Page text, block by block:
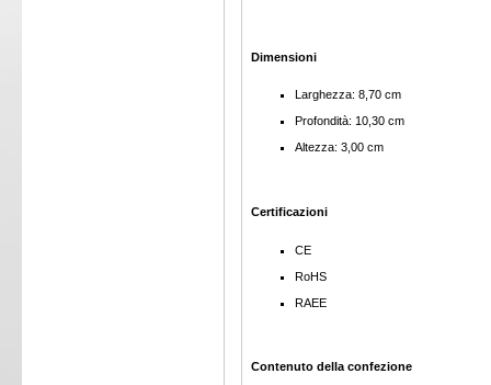
Dimensioni
Larghezza: 8,70 cm
Profondità: 10,30 cm
Altezza: 3,00 cm
Certificazioni
CE
RoHS
RAEE
Contenuto della confezione